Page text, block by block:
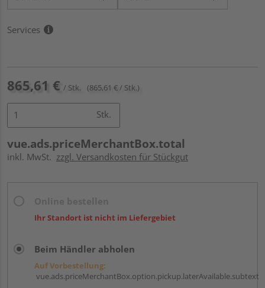
Services
865,61 € / Stk. (865,61 € / Stk.)
Stk.
vue.ads.priceMerchantBox.total
inkl. MwSt. zzgl. Versandkosten für Stückgut
Ihr Standort ist nicht im Liefergebiet
Beim Händler abholen
Auf Vorbestellung:
vue.ads.priceMerchantBox.option.pickup.laterAvailable.subtext